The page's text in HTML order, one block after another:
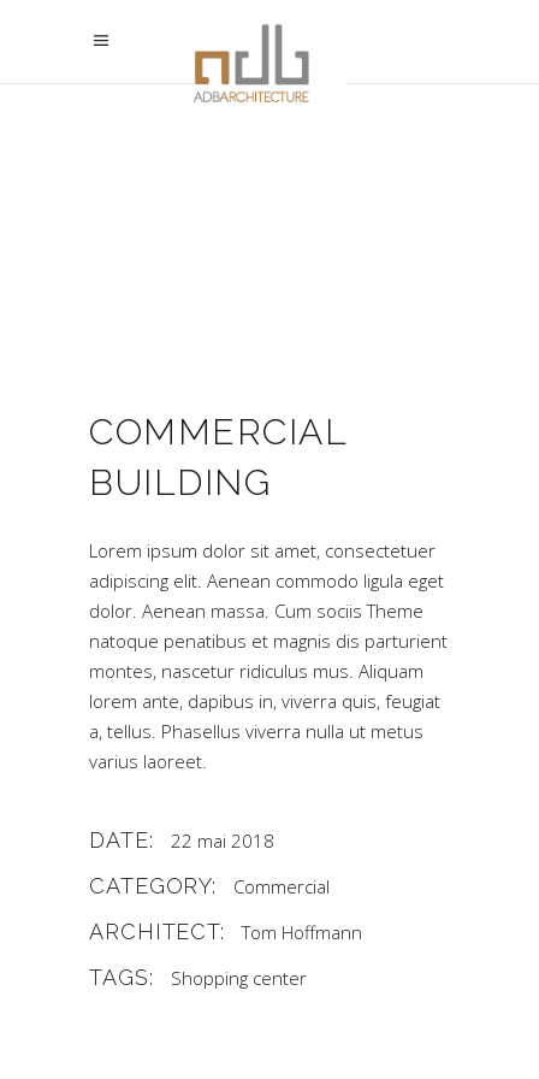
COMMERCIAL
BUILDING
Lorem ipsum dolor sit amet, consectetuer
adipiscing elit. Aenean commodo ligula eget
dolor. Aenean massa. Cum sociis Theme
natoque penatibus et magnis dis parturient
montes, nascetur ridiculus mus. Aliquam
lorem ante, dapibus in, viverra quis, feugiat
a, tellus. Phasellus viverra nulla ut metus
varius laoreet.
DATE: 22 mai 2018
CATEGORY: Commercial
ARCHITECT: Tom Hoffmann
TAGS: Shopping center